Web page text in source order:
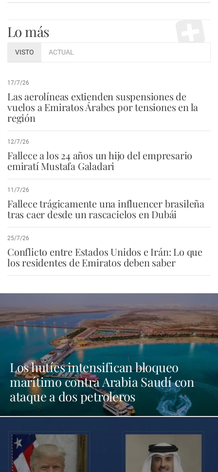
Lo más
VISTO ACTUAL
17/7/26
Las aerolíneas extienden suspensiones de
vuelos a Emiratos Árabes por tensiones en la
región
12/7/26
Fallece a los 24 años un hijo del empresario
emiratí Mustafa Galadari
11/7/26
Fallece trágicamente una influencer brasileña
tras caer desde un rascacielos en Dubái
25/7/26
Conflicto entre Estados Unidos e Irán: Lo que
los residentes de Emiratos deben saber
Los hutíes intensifican bloqueo
marítimo contra Arabia Saudí con
ataque a dos petroleros